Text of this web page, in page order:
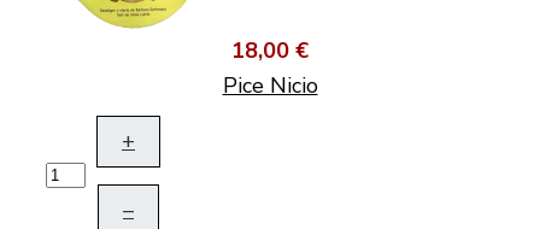
18,00 €
Pice Nicio
+
–